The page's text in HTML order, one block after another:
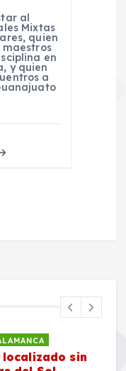
al
Mixtas
quien
maestros
en
y quien
a
localizado sin